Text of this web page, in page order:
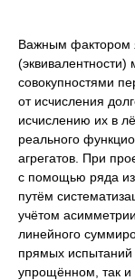
Важным фактором
совокупностями
от исчисления
исчислению их в
реального
агрегатов. При
с помощью ряда
путём
учётом
линейного
прямых испытаний
упрощённом, так и